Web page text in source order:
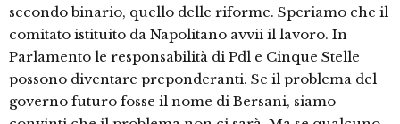
secondo binario, quello delle riforme. Speriamo che il
comitato istituito da Napolitano avvii il lavoro. In
Parlamento le responsabilità di Pdl e Cinque Stelle
possono diventare preponderanti. Se il problema del
governo futuro fosse il nome di Bersani, siamo